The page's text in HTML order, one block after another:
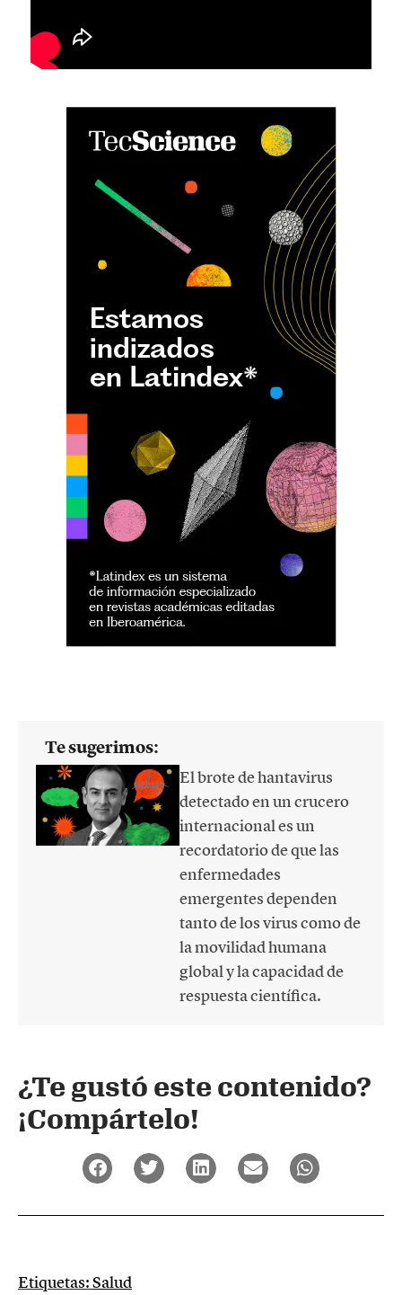
Te sugerimos:
El brote de hantavirus
detectado en un crucero
internacional es un
recordatorio de que las
enfermedades
emergentes dependen
tanto de los virus como de
la movilidad humana
global y la capacidad de
respuesta científica.
¿Te gustó este contenido?
¡Compártelo!
Etiquetas:Salud